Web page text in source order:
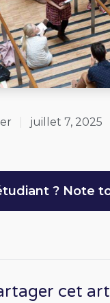
juillet 7, 2025
? Note
cet